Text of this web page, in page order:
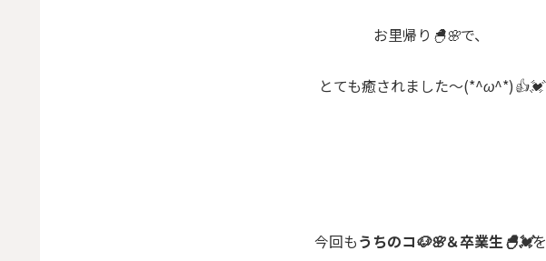
お里帰り🐣🌸で、
とても癒されました〜(*^ω^*)👍💓
今回もうちのコ🐶🌸＆卒業生🐣💓を